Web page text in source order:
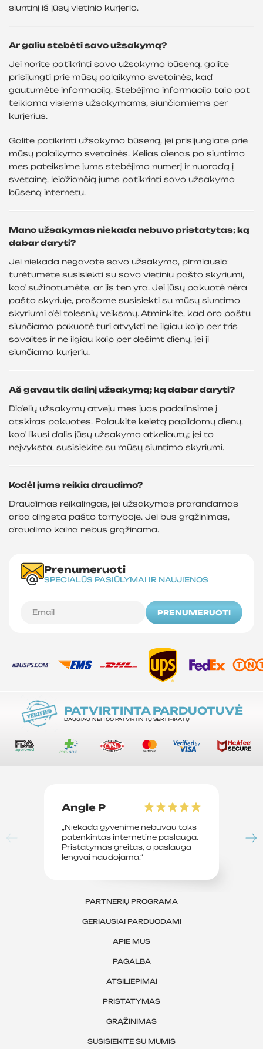
siuntinį iš jūsų vietinio kurjerio.
Ar galiu stebėti savo užsakymą?
Jei norite patikrinti savo užsakymo būseną, galite
prisijungti prie mūsų palaikymo svetainės, kad
gautumėte informaciją. Stebėjimo informacija taip pat
teikiama visiems užsakymams, siunčiamiems per
kurjerius.
Galite patikrinti užsakymo būseną, jei prisijungiate prie
mūsų palaikymo svetainės. Kelias dienas po siuntimo
mes pateiksime jums stebėjimo numerį ir nuorodą į
svetainę, leidžiančią jums patikrinti savo užsakymo
būseną internetu.
Mano užsakymas niekada nebuvo pristatytas; ką
dabar daryti?
Jei niekada negavote savo užsakymo, pirmiausia
turėtumėte susisiekti su savo vietiniu pašto skyriumi,
kad sužinotumėte, ar jis ten yra. Jei jūsų pakuotė nėra
pašto skyriuje, prašome susisiekti su mūsų siuntimo
skyriumi dėl tolesnių veiksmų. Atminkite, kad oro paštu
siunčiama pakuotė turi atvykti ne ilgiau kaip per tris
savaites ir ne ilgiau kaip per dešimt dienų, jei ji
siunčiama kurjeriu.
Aš gavau tik dalinį užsakymą; ką dabar daryti?
Didelių užsakymų atveju mes juos padalinsime į
atskiras pakuotes. Palaukite keletą papildomų dienų,
kad likusi dalis jūsų užsakymo atkeliautų; jei to
neįvyksta, susisiekite su mūsų siuntimo skyriumi.
Kodėl jums reikia draudimo?
Draudimas reikalingas, jei užsakymas prarandamas
arba dingsta pašto tarnyboje. Jei bus grąžinimas,
draudimo kaina nebus grąžinama.
Prenumeruoti
SPECIALŪS PASIŪLYMAI IR NAUJIENOS
PRENUMERUOTI
PATVIRTINTA PARDUOTUVĖ
DAUGIAU NEI 100 PATVIRTINTŲ SERTIFIKATŲ
Angle P
„Niekada gyvenime nebuvau toks
patenkintas internetine paslauga.
Pristatymas greitas, o paslauga
lengvai naudojama.“
PARTNERIŲ PROGRAMA
GERIAUSIAI PARDUODAMI
APIE MUS
PAGALBA
ATSILIEPIMAI
PRISTATYMAS
GRĄŽINIMAS
SUSISIEKITE SU MUMIS